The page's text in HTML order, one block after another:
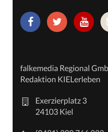
falkemedia Regional
Redaktion KIELerleben
Exerzierplatz 3
24103 Kiel